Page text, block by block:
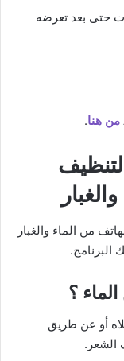
حتى بعد تعرضه
من هنا.
من الماء والغبار
؟
أو عن طريق
الشعر.